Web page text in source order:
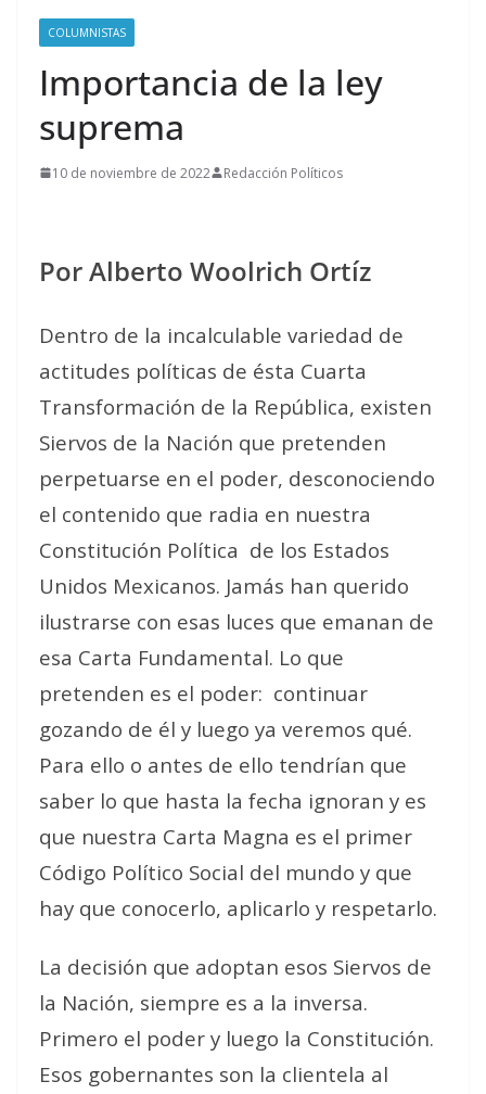
COLUMNISTAS
Importancia de la ley
suprema
10 de noviembre de 2022 Redacción Políticos
Por Alberto Woolrich Ortíz
Dentro de la incalculable variedad de
actitudes políticas de ésta Cuarta
Transformación de la República, existen
Siervos de la Nación que pretenden
perpetuarse en el poder, desconociendo
el contenido que radia en nuestra
Constitución Política de los Estados
Unidos Mexicanos. Jamás han querido
ilustrarse con esas luces que emanan de
esa Carta Fundamental. Lo que
pretenden es el poder: continuar
gozando de él y luego ya veremos qué.
Para ello o antes de ello tendrían que
saber lo que hasta la fecha ignoran y es
que nuestra Carta Magna es el primer
Código Político Social del mundo y que
hay que conocerlo, aplicarlo y respetarlo.
La decisión que adoptan esos Siervos de
la Nación, siempre es a la inversa.
Primero el poder y luego la Constitución.
Esos gobernantes son la clientela al